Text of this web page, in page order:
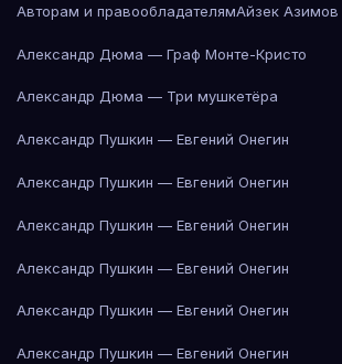
Авторам и правообладателямАйзек
Александр Дюма — Граф Монте-Кристо
Александр Дюма — Три мушкетёра
Александр Пушкин — Евгений Онегин
Александр Пушкин — Евгений Онегин
Александр Пушкин — Евгений Онегин
Александр Пушкин — Евгений Онегин
Александр Пушкин — Евгений Онегин
Александр Пушкин — Евгений Онегин